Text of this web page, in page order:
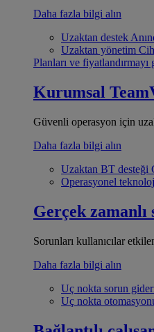
Daha fazla bilgi alın
Uzaktan destek
Uzaktan yönetim
Planları ve fiyatlandırmayı
Kurumsal
Güvenli operasyon için
Daha fazla bilgi alın
Uzaktan BT desteği
Operasyonel
Gerçek
Sorunları kullanıcılar
Daha fazla bilgi alın
Uç nokta sorun
Uç nokta